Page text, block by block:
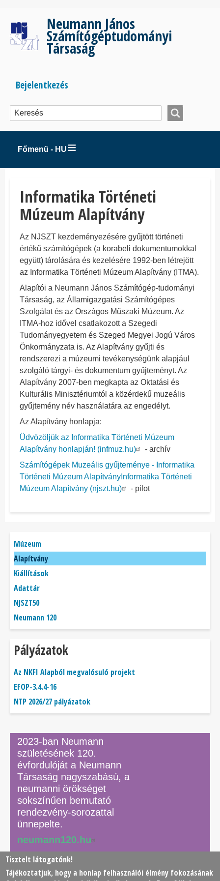
tartalomra
Neumann János
Számítógéptudományi
Társaság
Bejelentkezés
menüje
Bejelentkezés
Főmenü - HU
Informatika Történeti
Múzeum Alapítvány
Az NJSZT kezdeményezésére gyűjtött történeti
értékű számítógépek (a korabeli dokumentumokkal
együtt) tárolására és kezelésére 1992-ben létrejött
az Informatika Történeti Múzeum Alapítvány (ITMA).
Alapítói a Neumann János Számítógép-tudományi
Társaság, az Államigazgatási Számítógépes
Szolgálat és az Országos Műszaki Múzeum. Az
ITMA-hoz idővel csatlakozott a Szegedi
Tudományegyetem és Szeged Megyei Jogú Város
Önkormányzata is. Az Alapítvány gyűjti és
rendszerezi a múzeumi tevékenységünk alapjául
szolgáló tárgyi- és dokumentum gyűjteményt. Az
Alapítvány 2007-ben megkapta az Oktatási és
Kulturális Minisztériumtól a közérdekű muzeális
gyűjtemény név használatára az engedélyt.
Az Alapítvány honlapja:
Üdvözöljük az Informatika Történeti Múzeum
Alapítvány honlapján! (infmuz.hu)
- archív
Számítógépek Muzeális gyűjteménye - Informatika
Történeti Múzeum AlapítványInformatika Történeti
Múzeum Alapítvány (njszt.hu)
- pilot
Főmenü
Múzeum
Alapítvány
Kiállítások
Adattár
NJSZT50
Neumann 120
Pályázatok
Az NKFI Alapból megvalósuló projekt
EFOP-3.4.4-16
NTP 2026/27 pályázatok
2023-ban Neumann
születésének 120.
évfordulóját a Neumann
Társaság nagyszabású, a
neumanni örökséget
sokszínűen bemutató
rendezvény-sorozattal
ünnepelte.
neumann120.hu
© 2026 Neumann János Számítógéptudományi Társaság
Tisztelt látogatónk!
Tájékoztatjuk, hogy a honlap felhasználói élmény fokozásának